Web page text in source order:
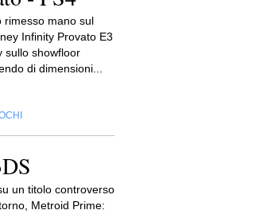
rimesso mano sul
Infinity Provato E3
sullo showfloor
di dimensioni...
un titolo controverso
Metroid Prime: